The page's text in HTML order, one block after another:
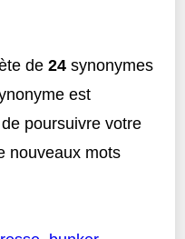
de24 synonymes
est
poursuivre votre
nouveaux mots